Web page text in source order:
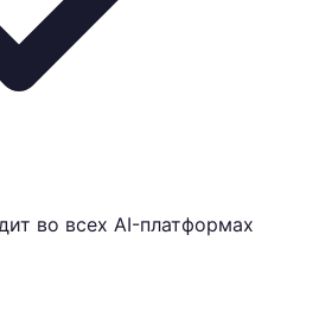
во всех AI-платформах